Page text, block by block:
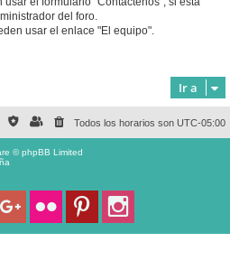
del foro.
usar el enlace "El equipo".
Ir a
Todos los horarios son UTC-05:00
© phpBB Limited